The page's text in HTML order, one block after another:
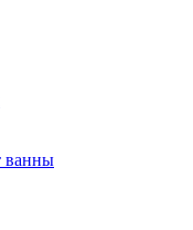
ванны